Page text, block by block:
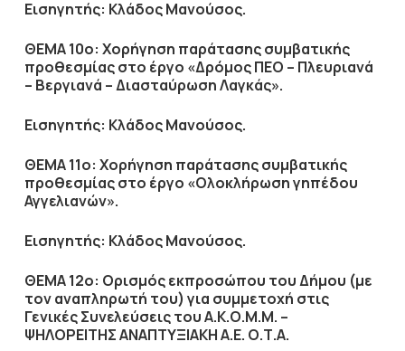
Εισηγητής: Κλάδος Μανούσος.
ΘΕΜΑ 10ο: Χορήγηση παράτασης συμβατικής
προθεσμίας στο έργο «Δρόμος ΠΕΟ – Πλευριανά
– Βεργιανά – Διασταύρωση Λαγκάς».
Εισηγητής: Κλάδος Μανούσος.
ΘΕΜΑ 11ο: Χορήγηση παράτασης συμβατικής
προθεσμίας στο έργο «Ολοκλήρωση γηπέδου
Αγγελιανών».
Εισηγητής: Κλάδος Μανούσος.
ΘΕΜΑ 12ο: Ορισμός εκπροσώπου του Δήμου (με
τον αναπληρωτή του) για συμμετοχή στις
Γενικές Συνελεύσεις του Α.Κ.Ο.Μ.Μ. –
ΨΗΛΟΡΕΙΤΗΣ ΑΝΑΠΤΥΞΙΑΚΗ Α.Ε. Ο.Τ.Α.